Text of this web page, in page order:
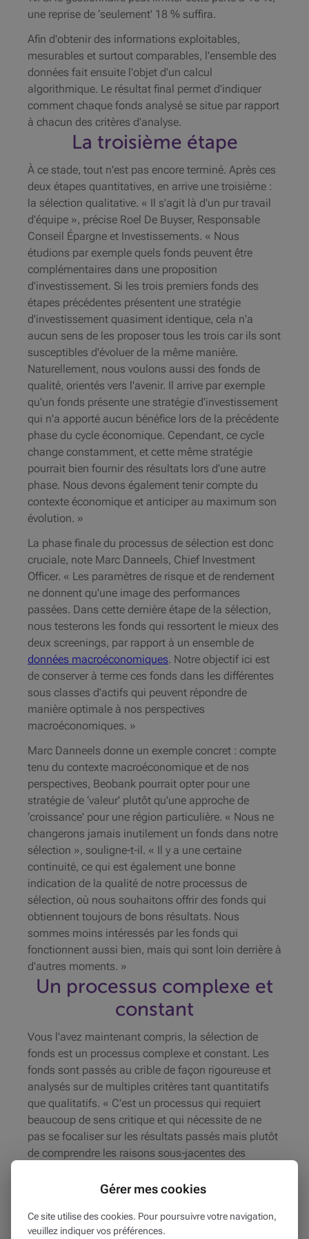
une reprise de ‘seulement' 18 % suffira.
Afin d'obtenir des informations exploitables,
mesurables et surtout comparables, l'ensemble des
données fait ensuite l'objet d'un calcul
algorithmique. Le résultat final permet d'indiquer
comment chaque fonds analysé se situe par rapport
à chacun des critères d'analyse.
La troisième étape
À ce stade, tout n'est pas encore terminé. Après ces
deux étapes quantitatives, en arrive une troisième :
la sélection qualitative. « Il s'agit là d'un pur travail
d'équipe », précise Roel De Buyser, Responsable
Conseil Épargne et Investissements. « Nous
étudions par exemple quels fonds peuvent être
complémentaires dans une proposition
d'investissement. Si les trois premiers fonds des
étapes précédentes présentent une stratégie
d'investissement quasiment identique, cela n'a
aucun sens de les proposer tous les trois car ils sont
susceptibles d'évoluer de la même manière.
Naturellement, nous voulons aussi des fonds de
qualité, orientés vers l'avenir. Il arrive par exemple
qu'un fonds présente une stratégie d'investissement
qui n'a apporté aucun bénéfice lors de la précédente
phase du cycle économique. Cependant, ce cycle
change constamment, et cette même stratégie
pourrait bien fournir des résultats lors d'une autre
phase. Nous devons également tenir compte du
contexte économique et anticiper au maximum son
évolution. »
La phase finale du processus de sélection est donc
cruciale, note Marc Danneels, Chief Investment
Officer. « Les paramètres de risque et de rendement
ne donnent qu'une image des performances
passées. Dans cette dernière étape de la sélection,
nous testerons les fonds qui ressortent le mieux des
deux screenings, par rapport à un ensemble de
données macroéconomiques. Notre objectif ici est
de conserver à terme ces fonds dans les différentes
sous classes d'actifs qui peuvent répondre de
manière optimale à nos perspectives
macroéconomiques. »
Marc Danneels donne un exemple concret : compte
tenu du contexte macroéconomique et de nos
perspectives, Beobank pourrait opter pour une
stratégie de ‘valeur' plutôt qu'une approche de
‘croissance' pour une région particulière. « Nous ne
changerons jamais inutilement un fonds dans notre
sélection », souligne-t-il. « Il y a une certaine
continuité, ce qui est également une bonne
indication de la qualité de notre processus de
sélection, où nous souhaitons offrir des fonds qui
obtiennent toujours de bons résultats. Nous
sommes moins intéressés par les fonds qui
fonctionnent aussi bien, mais qui sont loin derrière à
d'autres moments. »
Un processus complexe et
constant
Vous l'avez maintenant compris, la sélection de
fonds est un processus complexe et constant. Les
fonds sont passés au crible de façon rigoureuse et
analysés sur de multiples critères tant quantitatifs
que qualitatifs. « C'est un processus qui requiert
beaucoup de sens critique et qui nécessite de ne
pas se focaliser sur les résultats passés mais plutôt
de comprendre les raisons sous-jacentes des
approche ouvertetout en portant une grande
Trop de fonds
Gérer mes cookies
Ce site utilise des cookies. Pour poursuivre votre navigation,
veuillez indiquer vos préférences.